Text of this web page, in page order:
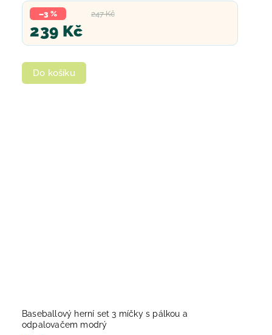
247 Kč
–3 %
239 Kč
Do košíku
Baseballový herní set 3 míčky s pálkou a
odpalovačem modrý